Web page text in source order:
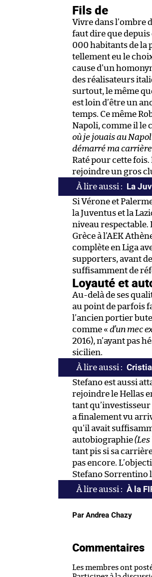
Fils de
Vivre dans l’ombre
faut dire que depuis
000 habitants de la
tellement eu le
cause d’un
des réalisateurs
surtout, le même
est loin d’être un
temps. Ce même
Napoli, comme il le
où je jouais au
démarré ma
Raté pour cette
rejoindre un gros
La
Si Vérone et
la Juventus et la
niveau respectable.
Grèce à l’AEK
complète en Liga
supporters, avant
suffisamment de
Loyauté et
Au-delà de ses
au point de parfois
l’ancien portier
comme « d’un mec
2016), n’ayant pas
sicilien.
Stefano est aussi
rejoindre le Hellas
tant
a finalement vu
qu’il avait
autobiographie
tant pis si sa
pas encore.
Stefano Sorrentino
À la
Par Andrea Chazy
Commentaires
Les membres ont